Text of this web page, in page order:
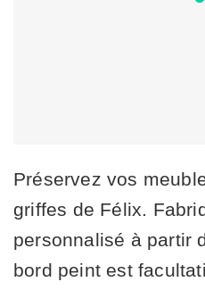
Préservez vos
griffes de Félix.
personnalisé à partir
bord peint est